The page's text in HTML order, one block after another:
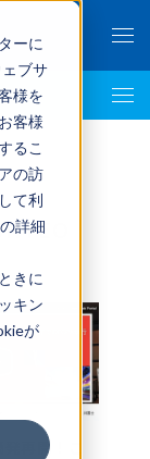
ーに
ブサ
様を
客様
るこ
の訪
て利
詳細
きに
キン
が
再開！こ